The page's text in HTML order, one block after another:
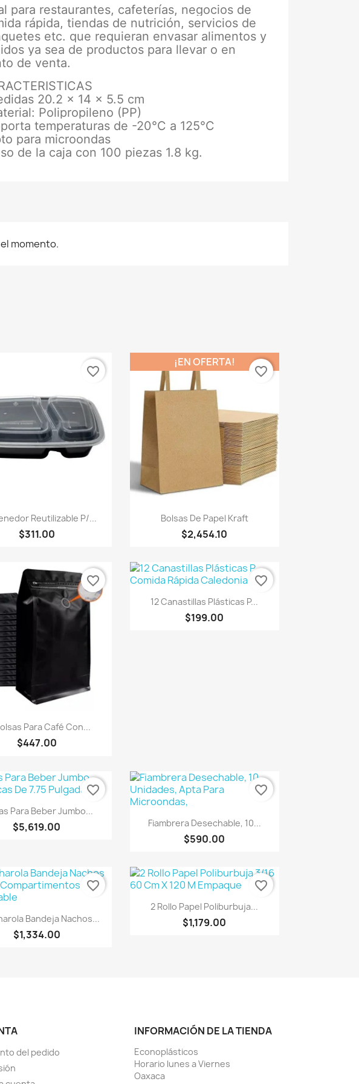
para restaurantes, cafeterías, negocios de
rápida, tiendas de nutrición, servicios de
etc. que requieran envasar alimentos y
ya sea de productos para llevar o en
de venta.
20.2 x 14 x 5.5 cm
Polipropileno (PP)
temperaturas de -20°C a 125°C
para microondas
de la caja con 100 piezas 1.8 kg.
momento.
Vista rápida
Reutilizable P/...
$311.00
favorite_border
Vista rápida
Bolsas De Papel Kraft
$2,454.10
¡EN OFERTA!
favorite_border
Vista rápida
Para Café Con...
$447.00
favorite_border
Vista rápida
12 Canastillas Plásticas P...
$199.00
favorite_border
Vista rápida
Para Beber Jumbo...
$5,619.00
favorite_border
Vista rápida
Fiambrera Desechable, 10...
$590.00
favorite_border
Vista rápida
Bandeja Nachos...
$1,334.00
favorite_border
Vista rápida
2 Rollo Papel Poliburbuja...
$1,179.00
favorite_border
del pedido
INFORMACIÓN DE LA TIENDA
Econoplásticos
Horario lunes a Viernes
Oaxaca